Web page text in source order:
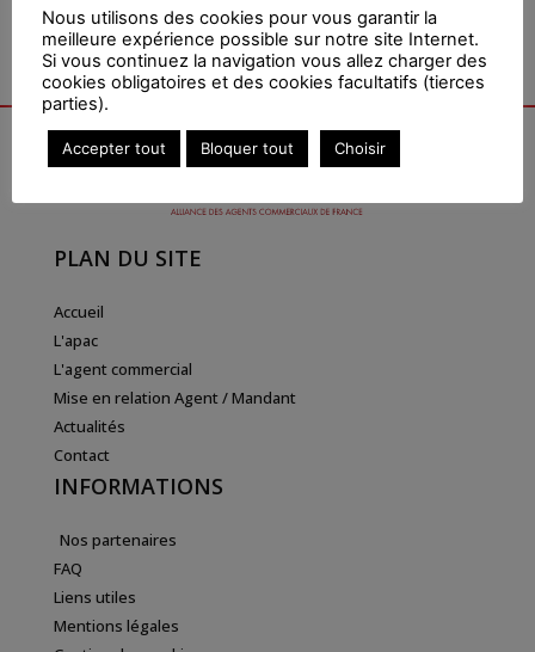
PLAN DU SITE
Accueil
L'apac
L'agent commercial
Mise en relation Agent / Mandant
Actualités
Contact
INFORMATIONS
Nos partenaires
FAQ
Liens utiles
Mentions légales
Nous utilisons des cookies pour vous garantir la
meilleure expérience possible sur notre site Internet.
Si vous continuez la navigation vous allez charger des
cookies obligatoires et des cookies facultatifs (tierces
parties).
Accepter tout Bloquer tout Choisir